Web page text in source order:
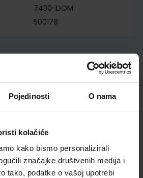
Pojedinosti O nama
kolačiće
kako bismo personalizirali
značajke društvenih medija i
tako, podatke o vašoj upotrebi
7430-DOM
500178
biraju..
PVC za školske
dimenzije
tip 178